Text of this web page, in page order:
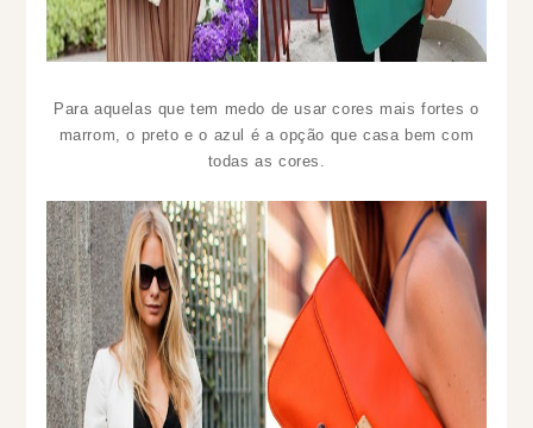
Para aquelas que tem medo de usar cores mais fortes o
marrom, o preto e o azul é a opção que casa bem com
todas as cores.